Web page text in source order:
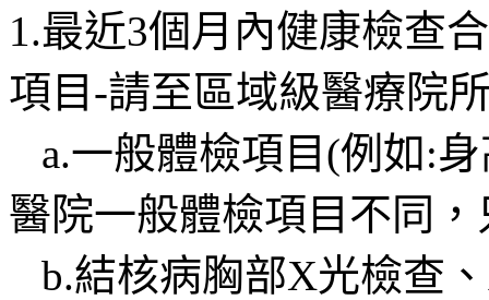
1.最近3個月內健康檢查
項目-請至區域級醫療院
a.一般體檢項目(例如:
醫院一般體檢項目不同
b.結核病胸部X光檢查